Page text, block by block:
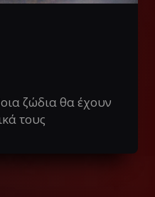
ζώδια θα έχουν
τους